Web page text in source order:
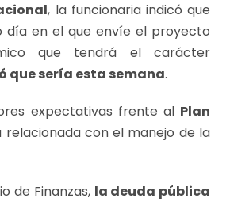
, la funcionaria indicó que
día en el que envíe el proyecto
que tendrá el carácter
que sería esta semana.
expectativas frente al Plan
relacionada con el manejo de la
de Finanzas, la deuda pública